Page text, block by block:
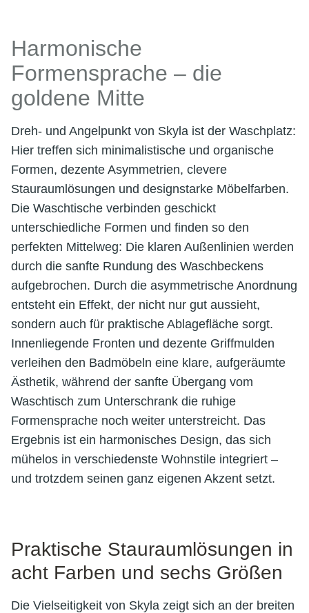
Harmonische
Formensprache – die
goldene Mitte
Dreh- und Angelpunkt von Skyla ist der Waschplatz:
Hier treffen sich minimalistische und organische
Formen, dezente Asymmetrien, clevere
Stauraumlösungen und designstarke Möbelfarben.
Die Waschtische verbinden geschickt
unterschiedliche Formen und finden so den
perfekten Mittelweg: Die klaren Außenlinien werden
durch die sanfte Rundung des Waschbeckens
aufgebrochen. Durch die asymmetrische Anordnung
entsteht ein Effekt, der nicht nur gut aussieht,
sondern auch für praktische Ablagefläche sorgt.
Innenliegende Fronten und dezente Griffmulden
verleihen den Badmöbeln eine klare, aufgeräumte
Ästhetik, während der sanfte Übergang vom
Waschtisch zum Unterschrank die ruhige
Formensprache noch weiter unterstreicht. Das
Ergebnis ist ein harmonisches Design, das sich
mühelos in verschiedenste Wohnstile integriert –
und trotzdem seinen ganz eigenen Akzent setzt.
Praktische Stauraumlösungen in
acht Farben und sechs Größen
Die Vielseitigkeit von Skyla zeigt sich an der breiten